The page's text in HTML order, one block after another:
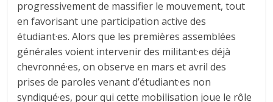
progressivement de massifier le mouvement, tout
en favorisant une participation active des
étudiant·es. Alors que les premières assemblées
générales voient intervenir des militant·es déjà
chevronné·es, on observe en mars et avril des
prises de paroles venant d’étudiant·es non
syndiqué·es, pour qui cette mobilisation joue le rôle